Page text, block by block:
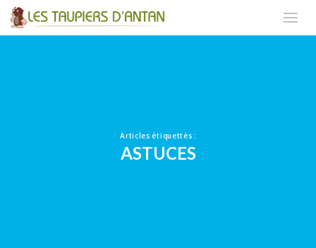
Articles étiquettés :
ASTUCES